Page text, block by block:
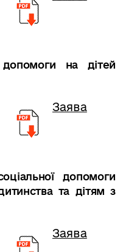
на дітей
Заява
допомоги
та дітям з
Заява